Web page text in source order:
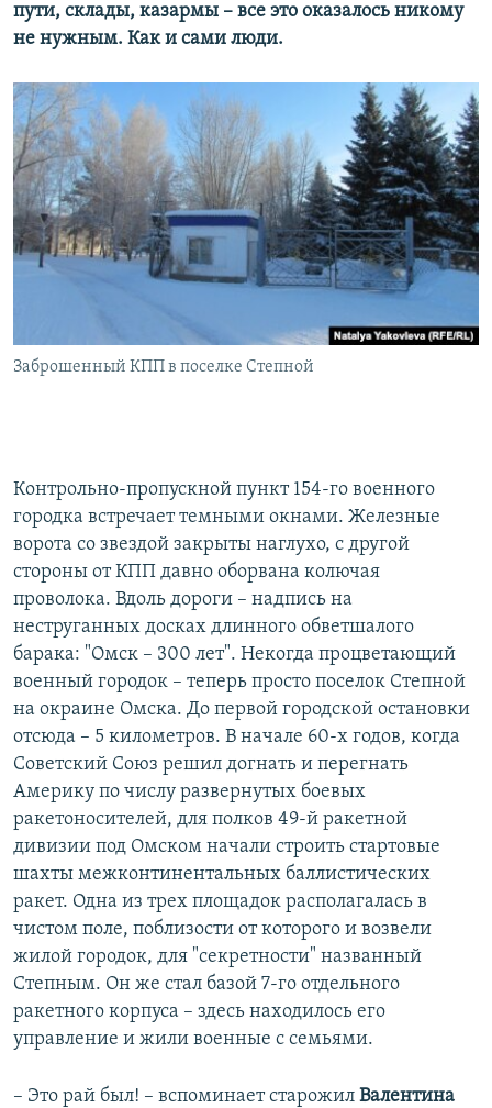
пути, склады, казармы – все это оказалось никому
не нужным. Как и сами люди.
Заброшенный КПП в поселке Степной
Контрольно-пропускной пункт 154-го военного
городка встречает темными окнами. Железные
ворота со звездой закрыты наглухо, с другой
стороны от КПП давно оборвана колючая
проволока. Вдоль дороги – надпись на
неструганных досках длинного обветшалого
барака: "Омск – 300 лет". Некогда процветающий
военный городок – теперь просто поселок Степной
на окраине Омска. До первой городской остановки
отсюда – 5 километров. В начале 60-х годов, когда
Советский Союз решил догнать и перегнать
Америку по числу развернутых боевых
ракетоносителей, для полков 49-й ракетной
дивизии под Омском начали строить стартовые
шахты межконтинентальных баллистических
ракет. Одна из трех площадок располагалась в
чистом поле, поблизости от которого и возвели
жилой городок, для "секретности" названный
Степным. Он же стал базой 7-го отдельного
ракетного корпуса – здесь находилось его
управление и жили военные с семьями.
– Это рай был! – вспоминает старожил Валентина